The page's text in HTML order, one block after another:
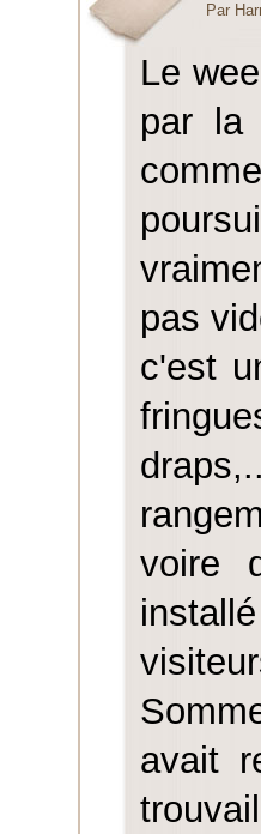
Par
Le
par la
pas
c'est
voire
avait